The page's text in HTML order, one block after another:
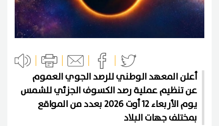
أعلن المعهد الوطني للرصد الجوي العموم
عن تنظيم عملية رصد الكسوف الجزئي للشمس
يوم الأربعاء 12 أوت 2026 بعدد من المواقع
بمختلف جهات البلاد